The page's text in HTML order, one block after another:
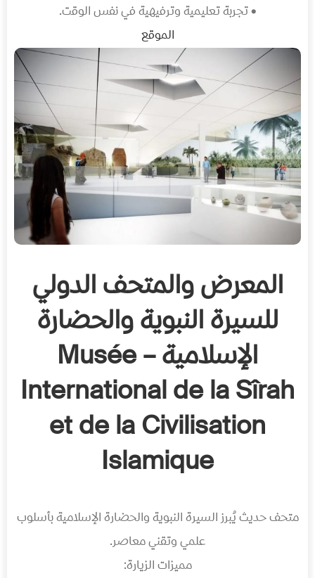
• تجربة تعليمية وترفيهية في نفس الوقت.
الموقع
المعرض والمتحف الدولي
للسيرة النبوية والحضارة
الإسلامية – Musée
International de la Sîrah
et de la Civilisation
Islamique
متحف حديث يُبرز السيرة النبوية والحضارة الإسلامية بأسلوب
علمي وتقني معاصر.
مميزات الزيارة: